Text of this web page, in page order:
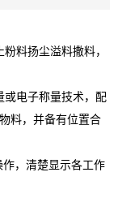
料扬尘溢料撒料，
或电子称量技术，配
料，并备有位置合
，清楚显示各工作